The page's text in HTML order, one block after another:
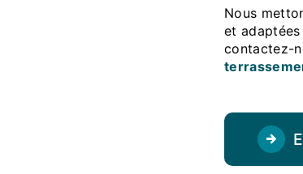
Nous mettons tout en œuvre pour vous fournir des prestations de qualité
et
contactez-